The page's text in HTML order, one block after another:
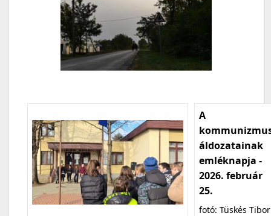
A
áldozatainak
emléknapja -
2026. február
25.
fotó: Tüskés Tibor